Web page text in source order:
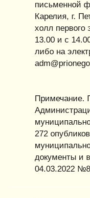
письменной
Карелия, г.
холл первого
13.00 и с
либо на
Примечание.
272
документы и
04.03.2022